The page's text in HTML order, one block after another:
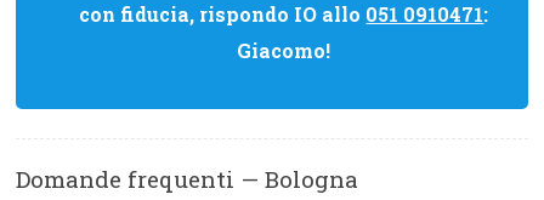
con fiducia, rispondo IO allo 051 0910471:
Giacomo!
Domande frequenti — Bologna